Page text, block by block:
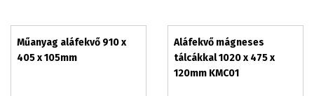
Műanyag aláfekvő 910 x
405 x 105mm
Aláfekvő mágneses
tálcákkal 1020 x 475 x
120mm KMC01